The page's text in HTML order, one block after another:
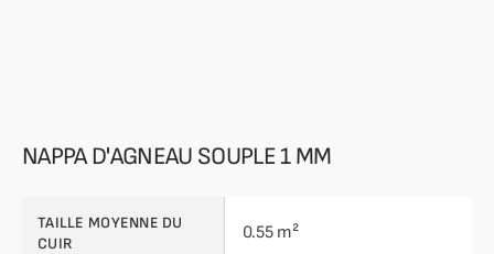
NAPPA D'AGNEAU SOUPLE 1 MM
TAILLE MOYENNE DU
CUIR
0.55 m²